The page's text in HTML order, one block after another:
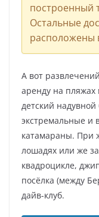
построенный
Остальные
расположены
А вот
аренду на пляжах
детский
экстремальные и
катамараны. При
лошадях или же
квадроцикле,
посёлка (между
дайв-клуб.